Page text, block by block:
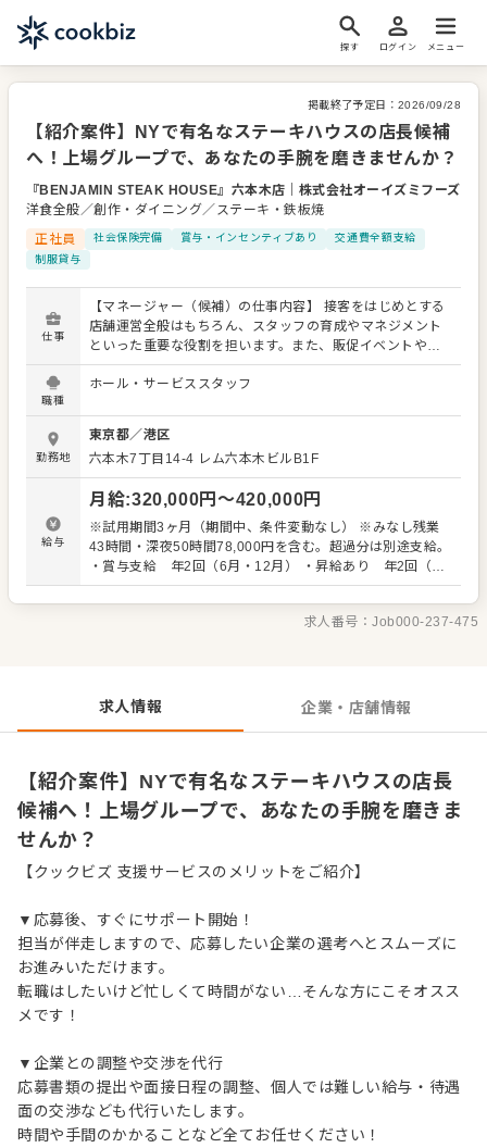
探す ログイン メニュー
掲載終了予定日： 2026/09/28
【紹介案件】NYで有名なステーキハウスの店長候補
へ！上場グループで、あなたの手腕を磨きませんか？
『BENJAMIN STEAK HOUSE』六本木店
株式会社オーイズミフーズ
洋食全般／創作・ダイニング／ステーキ・鉄板焼
正社員
社会保険完備 賞与・インセンティブあり
交通費全額支給
制服貸与
仕事
【マネージャー（候補）の仕事内容】 接客をはじめとする
店舗運営全般はもちろん、スタッフの育成やマネジメント
といった重要な役割を担います。また、販促イベントやキ
ャンペーンの企画など売上に直結するやりがいある業務が
メインとなります。マネジメント経験を活かしマネージャ
す。 また、全体のオペレーション改善や構築もお任せしま
すので、あなたならではのアイデアを積極的に発信してく
ださい。 【具体的には…】 ・ホール、キッチンの全体管理
・予約管理、電話対応 ・接客、サービス全般 ・売上管理、
利益管理・発注業務、在庫管理 ・スタッフの育成やマネジ
メント、シフト管理 ・グルメサイトの管理 ・チームビル
ディング 入社後はスキルに合わせた業務からお任せします
ので、徐々に業務の幅を広げていきましょう。現店長をは
店長経験がない方も安心してスタートできる環境です。 将
来のキャリアとして、SVやエリアマネージャーといった本
ハウスを日本で展開！
職種
ホール・サービススタッフ
勤務地
東京都／港区
六本木7丁目14-4 レム六本木ビルB1F
給与
月給:320,000円〜420,000円
※試用期間3ヶ月（期間中、条件変動なし） ※みなし残業
43時間・深夜50時間78,000円を含む。超過分は別途支給。
・賞与支給 年2回（6月・12月） ・昇給あり 年2回（7
月・1月） 年収例は400万円以上ありますし、書くと効果的
かもしれません。 ＜年収例＞ 400万円～550万円
求人番号：Job000-237-475
求人情報 企業・店舗情報
【紹介案件】NYで有名なステーキハウスの店長
候補へ！上場グループで、あなたの手腕を磨きま
せんか？
【クックビズ 支援サービスのメリットをご紹介】
▼応募後、すぐにサポート開始！
担当が伴走しますので、応募したい企業の選考へとスムーズに
お進みいただけます。
転職はしたいけど忙しくて時間がない…そんな方にこそオスス
メです！
▼企業との調整や交渉を代行
応募書類の提出や面接日程の調整、個人では難しい給与・待遇
面の交渉なども代行いたします。
時間や手間のかかることなど全てお任せください！